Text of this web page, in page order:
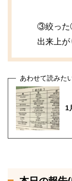
③絞った
出来上が
1